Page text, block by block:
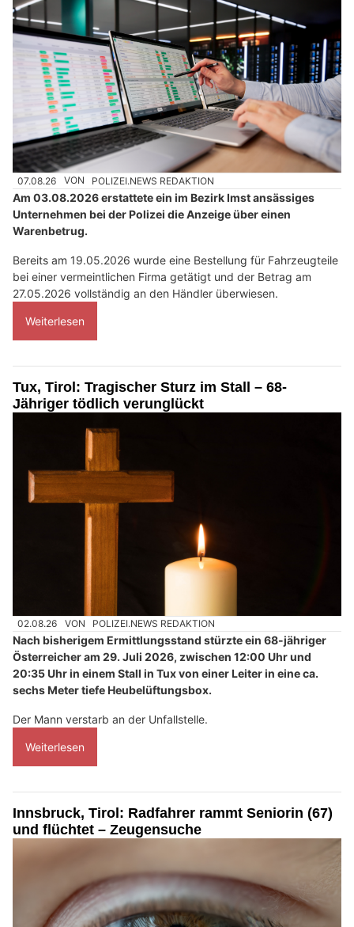
07.08.26 VON POLIZEI.NEWS REDAKTION
Am 03.08.2026 erstattete ein im Bezirk Imst ansässiges
Unternehmen bei der Polizei die Anzeige über einen
Warenbetrug.
Bereits am 19.05.2026 wurde eine Bestellung für Fahrzeugteile
bei einer vermeintlichen Firma getätigt und der Betrag am
27.05.2026 vollständig an den Händler überwiesen.
Weiterlesen
Tux, Tirol: Tragischer Sturz im Stall – 68-
Jähriger tödlich verunglückt
02.08.26 VON POLIZEI.NEWS REDAKTION
Nach bisherigem Ermittlungsstand stürzte ein 68-jähriger
Österreicher am 29. Juli 2026, zwischen 12:00 Uhr und
20:35 Uhr in einem Stall in Tux von einer Leiter in eine ca.
sechs Meter tiefe Heubelüftungsbox.
Der Mann verstarb an der Unfallstelle.
Weiterlesen
Innsbruck, Tirol: Radfahrer rammt Seniorin (67)
und flüchtet – Zeugensuche